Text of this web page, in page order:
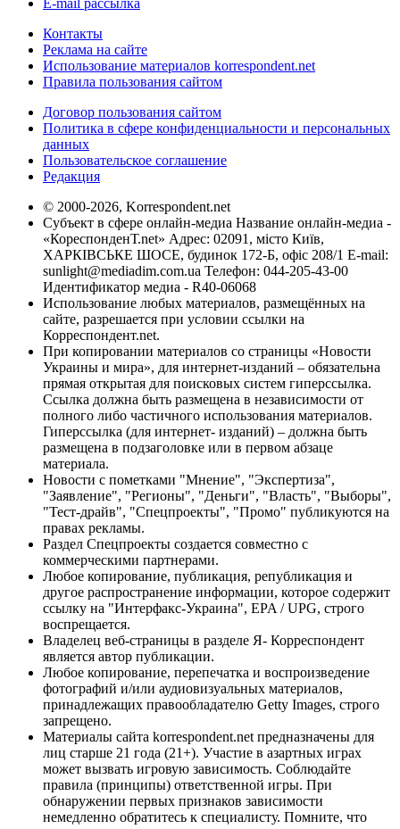
Контакты
Реклама на сайте
Использование материалов korrespondent.net
Правила пользования сайтом
Договор пользования сайтом
Политика в сфере конфиденциальности и персональных
данных
Пользовательское соглашение
Редакция
© 2000-2026, Korrespondent.net
Субъект в сфере онлайн-медиа Название онлайн-медиа -
«КореспонденТ.net» Адрес: 02091, місто Київ,
ХАРКІВСЬКЕ ШОСЕ, будинок 172-Б, офіс 208/1 E-mail:
sunlight@mediadim.com.ua Телефон: 044-205-43-00
Идентификатор медиа - R40-06068
Использование любых материалов, размещённых на
сайте, разрешается при условии ссылки на
Корреспондент.net.
При копировании материалов со страницы «Новости
Украины и мира», для интернет-изданий – обязательна
прямая открытая для поисковых систем гиперссылка.
Ссылка должна быть размещена в независимости от
полного либо частичного использования материалов.
Гиперссылка (для интернет- изданий) – должна быть
размещена в подзаголовке или в первом абзаце
материала.
Новости с пометками "Мнение", "Экспертиза",
"Заявление", "Регионы", "Деньги", "Власть", "Выборы",
"Тест-драйв", "Спецпроекты", "Промо" публикуются на
правах рекламы.
Раздел Спецпроекты создается совместно с
коммерческими партнерами.
Любое копирование, публикация, републикация и
другое распространение информации, которое содержит
ссылку на "Интерфакс-Украина", EPA / UPG, строго
воспрещается.
Владелец веб-страницы в разделе Я- Корреспондент
является автор публикации.
Любое копирование, перепечатка и воспроизведение
фотографий и/или аудиовизуальных материалов,
принадлежащих правообладателю Getty Images, строго
запрещено.
Материалы сайта korrespondent.net предназначены для
лиц старше 21 года (21+). Участие в азартных играх
может вызвать игровую зависимость. Соблюдайте
правила (принципы) ответственной игры. При
обнаружении первых признаков зависимости
немедленно обратитесь к специалисту. Помните, что